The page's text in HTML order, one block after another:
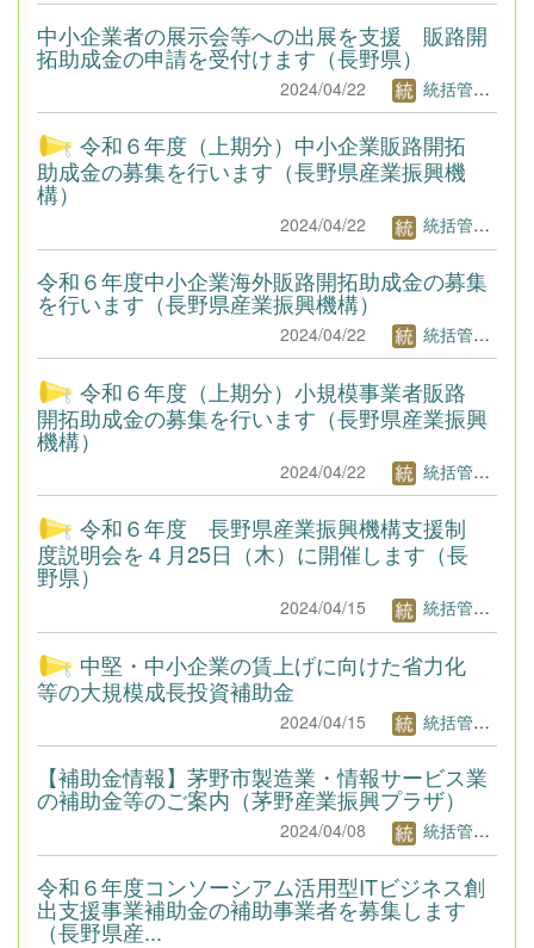
中小企業者の展示会等への出展を支援 販路開
拓助成金の申請を受付けます（長野県）
2024/04/22 統括管理者1
令和６年度（上期分）中小企業販路開拓
助成金の募集を行います（長野県産業振興機
構）
2024/04/22 統括管理者1
令和６年度中小企業海外販路開拓助成金の募集
を行います（長野県産業振興機構）
2024/04/22 統括管理者1
令和６年度（上期分）小規模事業者販路
開拓助成金の募集を行います（長野県産業振興
機構）
2024/04/22 統括管理者1
令和６年度 長野県産業振興機構支援制
度説明会を４月25日（木）に開催します（長
野県）
2024/04/15 統括管理者1
中堅・中小企業の賃上げに向けた省力化
等の大規模成長投資補助金
2024/04/15 統括管理者1
【補助金情報】茅野市製造業・情報サービス業
の補助金等のご案内（茅野産業振興プラザ）
2024/04/08 統括管理者1
令和６年度コンソーシアム活用型ITビジネス創
出支援事業補助金の補助事業者を募集します
（長野県産...